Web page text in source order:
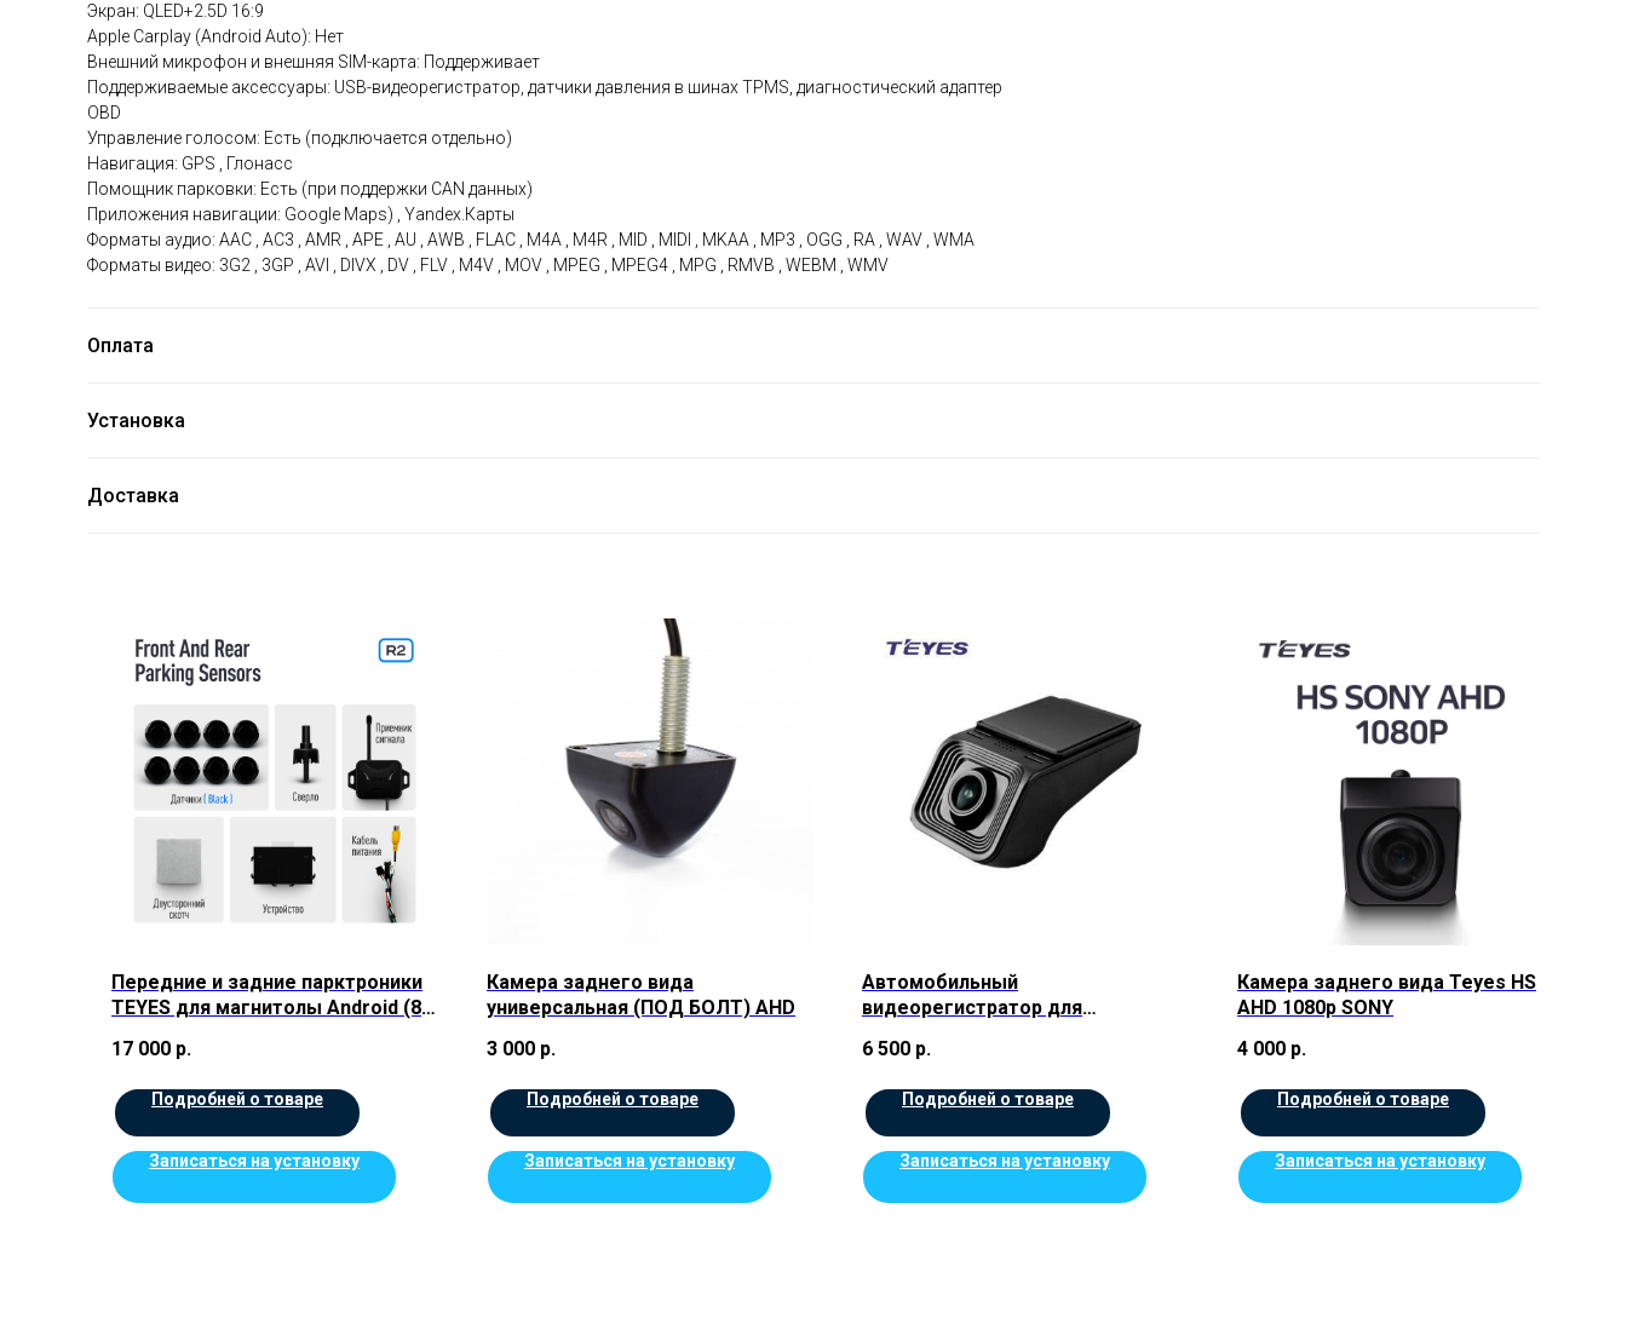
Экран: QLED+2.5D 16:9
Apple Carplay (Android Auto): Нет
Внешний микрофон и внешняя SIM-карта: Поддерживает
Поддерживаемые аксессуары: USB-видеорегистратор, датчики давления в шинах TPMS, диагностический адаптер
OBD
Управление голосом: Есть (подключается отдельно)
Навигация: GPS , Глонасс
Помощник парковки: Есть (при поддержки CAN данных)
Приложения навигации: Google Maps) , Yandex.Карты
Форматы аудио: AAC , AC3 , AMR , APE , AU , AWB , FLAC , M4A , M4R , MID , MIDI , MKAA , MP3 , OGG , RA , WAV , WMA
Форматы видео: 3G2 , 3GP , AVI , DIVX , DV , FLV , M4V , MOV , MPEG , MPEG4 , MPG , RMVB , WEBM , WMV
Оплата
Установка
Доставка
Передние и задние парктроники
TEYES для магнитолы Android (8
17 000 р.
Подробней о товаре
Записаться на установку
Камера заднего вида
универсальная (ПОД БОЛТ) AHD
3 000 р.
Подробней о товаре
Записаться на установку
Автомобильный
видеорегистратор для
6 500 р.
Подробней о товаре
Записаться на установку
Камера заднего вида Teyes HS
AHD 1080p SONY
4 000 р.
Подробней о товаре
Записаться на установку